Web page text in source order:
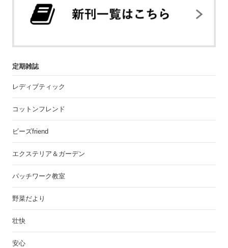
定期雑誌
レディブティック
コットンフレンド
ビーズfriend
エクステリア＆ガーデン
パッチワーク教室
野菜だより
壮快
安心